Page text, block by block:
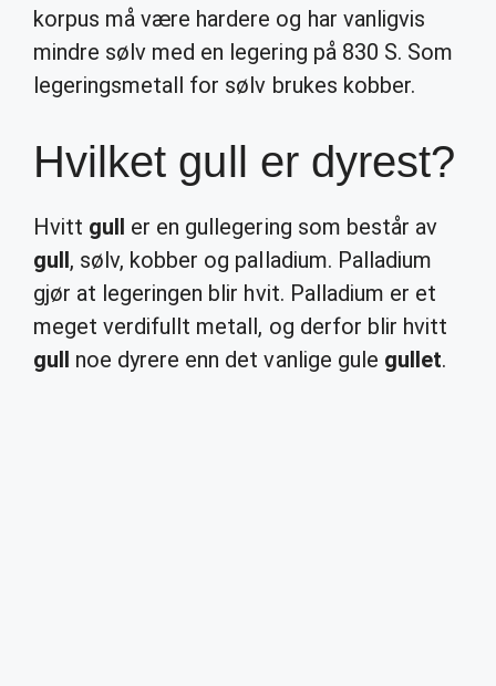
korpus må være hardere og har vanligvis
mindre sølv med en legering på 830 S. Som
legeringsmetall for sølv brukes kobber.
Hvilket gull er dyrest?
Hvitt gull er en gullegering som består av
gull, sølv, kobber og palladium. Palladium
gjør at legeringen blir hvit. Palladium er et
meget verdifullt metall, og derfor blir hvitt
gull noe dyrere enn det vanlige gule gullet.